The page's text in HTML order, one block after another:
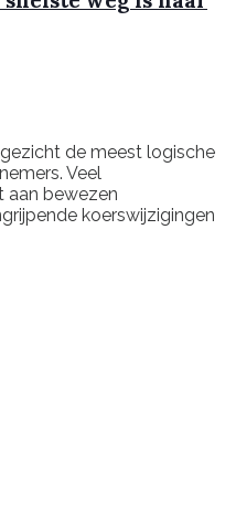
de meest logische
Veel
aan bewezen
koerswijzigingen